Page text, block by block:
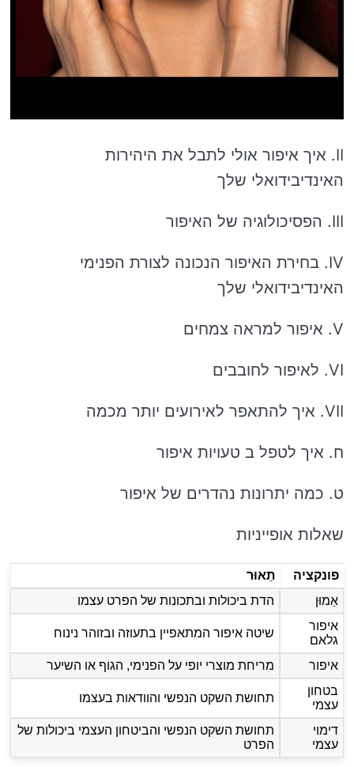
II. איך איפור אולי לתבל את היהירות
האינדיבידואלי שלך
III. הפסיכולוגיה של האיפור
IV. בחירת האיפור הנכונה לצורת הפנימי
האינדיבידואלי שלך
V. איפור למראה צמחים
VI. לאיפור לחובבים
VII. איך להתאפר לאירועים יותר מכמה
ח. איך לטפל ב טעויות איפור
ט. כמה יתרונות נהדרים של איפור
שאלות אופייניות
פונקציה
תֵאוּר
אֵמוּן
הדת ביכולות ובתכונות של הפרט עצמו
איפור
גלאם
שיטה איפור המתאפיין בתעוזה ובזוהר נינוח
איפור
מריחת מוצרי יופי על הפנימי, הגוף או השיער
בטחון
עצמי
תחושת השקט הנפשי והוודאות בעצמו
דימוי
עצמי
תחושת השקט הנפשי והביטחון העצמי ביכולות של
הפרט